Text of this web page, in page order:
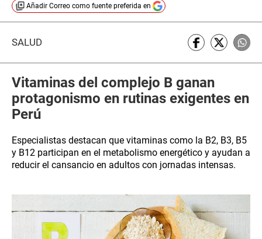
Añadir Correo como fuente preferida en
SALUD
Vitaminas del complejo B ganan
protagonismo en rutinas exigentes en
Perú
Especialistas destacan que vitaminas como la B2, B3, B5
y B12 participan en el metabolismo energético y ayudan a
reducir el cansancio en adultos con jornadas intensas.